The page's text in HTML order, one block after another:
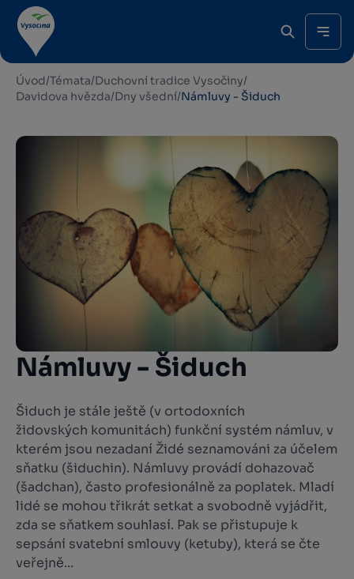
Úvod/Témata/Duchovní tradice Vysočiny/
Davidova hvězda/Dny všední/Námluvy - Šiduch
Námluvy - Šiduch
Šiduch je stále ještě (v ortodoxních
židovských komunitách) funkční systém námluv, v
kterém jsou nezadaní Židé seznamováni za účelem
sňatku (šiduchin). Námluvy provádí dohazovač
(šadchan), často profesionálně za poplatek. Mladí
lidé se mohou třikrát setkat a svobodně vyjádřit,
zda se sňatkem souhlasí. Pak se přistupuje k
sepsání svatební smlouvy (ketuby), která se čte
veřejně...